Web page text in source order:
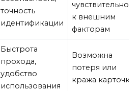
точность
идентификации
к внешним
факторам
Быстрота
прохода,
удобство
использования
Возможна
потеря или
кража карточки